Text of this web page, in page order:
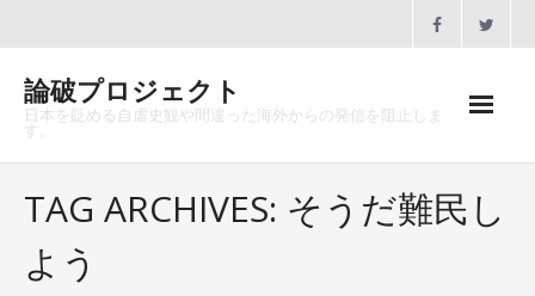
論破プロジェクト
日本を貶める自虐史観や間違った海外からの発信を阻止しま
す。
TAG ARCHIVES: そうだ難民し
よう